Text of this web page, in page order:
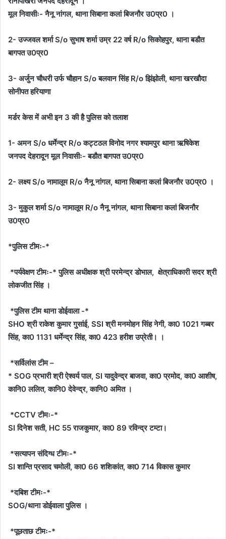
मूल निवासीः- नैनू नांगल, थाना सिबाना कलां बिजनौर उ0प्र0 ।
2- उज्जवल शर्मा S/o सुभाष शर्मा उम्र 22 वर्ष R/o सिकोहपुर, थाना बडौत
बागपत उ0प्र0
3- अर्जुन चौधरी उर्फ चौहान S/o बलवान सिंह R/o झिंझोली, थाना खरखौदा
सोनीपत हरियाणा
मर्डर केस में अभी इन 3 की है पुलिस को तलाश
1- अमन S/o धर्मेन्द्र R/o कट्टठल विनोद नगर श्यामपुर थाना ऋषिकेश
जनपद देहरादून मूल निवासीः- बडौत बागपत उ0प्र0
2- लक्ष्य S/o नामालूम R/o नैनू नांगल, थाना सिबाना कलां बिजनौर उ0प्र0 ।
3- मुकुल शर्मा S/o नामालूम R/o नैनू नांगल, थाना सिबाना कलां बिजनौर
उ0प्र0
*पुलिस टीमः-*
*पर्यवेक्षण टीमः-* पुलिस अधीक्षक श्री परमेन्द्र डोभाल, क्षेत्राधिकारी सदर श्री
लोकजीत सिंह ।
*पुलिस टीम थाना डोईवाला -*
SHO श्री राकेश कुमार गुसांई, SSI श्री मनमोहन सिंह नेगी, का0 1021 गब्बर
सिंह, का0 1131 धर्मेन्द्र सिंह, का0 423 हरीश उप्रेती। ।
*सर्विलांस टीम –
* SOG प्रभारी श्री ऐश्वर्य पाल, SI यादुवेन्द्र बाजवा, का0 प्रमोद, का0 आशीष,
कानि0 ललित, कानि0 देवेन्द्र, कानि0 अमित ।
*CCTV टीमः-*
SI दिनेश सती, HC 55 राजकुमार, का0 89 रविन्द्र टम्टा।
*सत्यापन संदिग्ध टीमः-*
SI शान्ति प्रसाद चमोली, का0 66 शशिकांत, का0 714 विकास कुमार
*दबिश टीमः-*
SOG/थाना डोईवाला पुलिस ।
*पूछताछ टीमः-*